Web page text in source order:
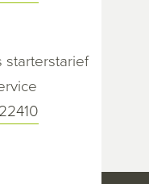
starterstarief